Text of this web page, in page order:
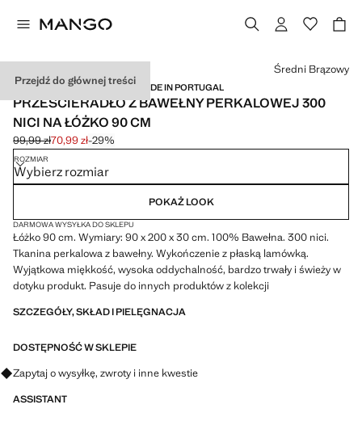
Przejdź do głównej treści
PERCALE COTTON / 300 TC / MADE IN PORTUGAL
PRZEŚCIERADŁO Z BAWEŁNY PERKALOWEJ 300
NICI NA ŁÓŻKO 90 CM
Skreślona cena początkowa [99,99 zł ]
99,99 zł
Aktualna cena [70,99 zł ]
70,99 zł-29%
Wybierz kolor
Średni Brązowy
ROZMIAR
Wybierz rozmiar
POKAŻ LOOK
DARMOWA WYSYŁKA DO SKLEPU
Łóżko 90 cm. Wymiary: 90 x 200 x 30 cm. 100% Bawełna. 300 nici.
Tkanina perkalowa z bawełny. Wykończenie z płaską lamówką.
Wyjątkowa miękkość, wysoka oddychalność, bardzo trwały i świeży w
dotyku produkt. Pasuje do innych produktów z kolekcji
SZCZEGÓŁY, SKŁAD I PIELĘGNACJA
DOSTĘPNOŚĆ W SKLEPIE
Zapytaj o wysyłkę, zwroty i inne kwestie
ASSISTANT